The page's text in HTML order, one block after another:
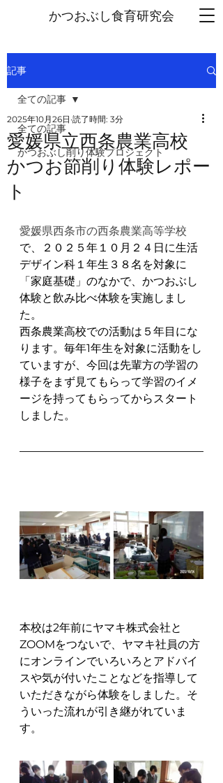
かつおぶし食育研究会
記事
全ての記事
かつおぶし削り体験プロジェクト
全ての記事
愛媛県立西条農業高校
かつお節削り体験レポー
ト
2025年10月26日 読了時間: 3分
愛媛県西条市の西条農業高等学校
で、２０２５年１０月２４日に生活
デザイン科１年生３８名を対象に
「家庭基礎」のなかで、かつおぶし
体験と飲み比べ体験を実施しまし
た。
西条農業高校での活動は５年目にな
ります。毎年1年生を対象に活動をし
ていますが、今回は先輩方の学習の
様子をまず見てもらって学習のイメ
ージを持ってもらってからスタート
しました。
本校は2年前にヤマキ株式会社と
ZOOMをつないで、ヤマキ社員の方
にオンラインでいろいろとアドバイ
スや気が付いたことなどを指導して
いただきながら体験をしました。そ
ういった流れが引き継がれていま
す。